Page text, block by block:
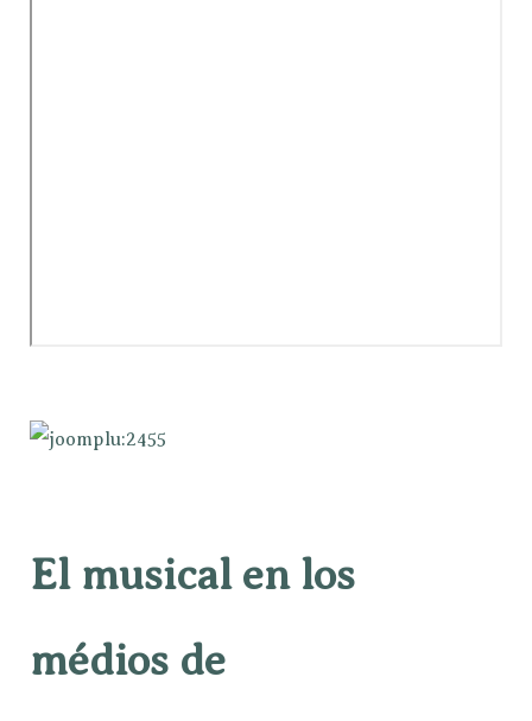
El musical en los
médios de